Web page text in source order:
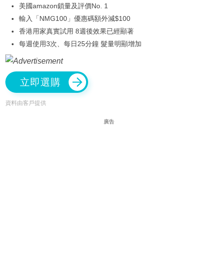
美國amazon鎖量及評價No. 1
輸入「NMG100」優惠碼額外減$100
香港用家真實試用 8週後效果已經顯著
每週使用3次、每日25分鐘 髮量明顯增加
立即選購
資料由客戶提供
廣告